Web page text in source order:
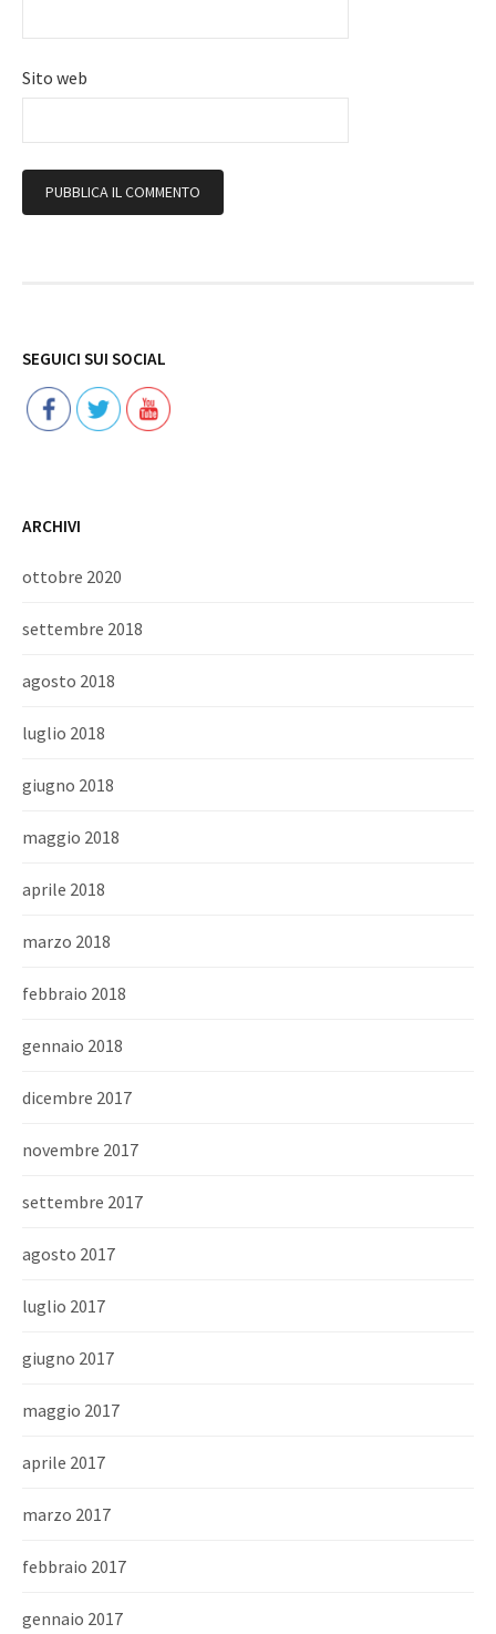
Sito web
SEGUICI SUI SOCIAL
ARCHIVI
ottobre 2020
settembre 2018
agosto 2018
luglio 2018
giugno 2018
maggio 2018
aprile 2018
marzo 2018
febbraio 2018
gennaio 2018
dicembre 2017
novembre 2017
settembre 2017
agosto 2017
luglio 2017
giugno 2017
maggio 2017
aprile 2017
marzo 2017
febbraio 2017
gennaio 2017